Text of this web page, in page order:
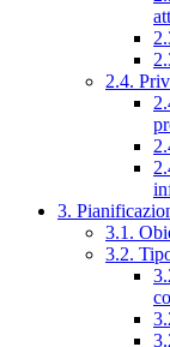
2.4.
3.
3.1.
3.2.